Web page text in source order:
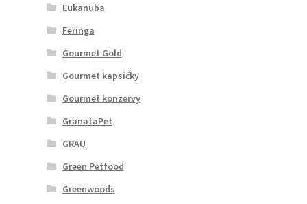
Eukanuba
Feringa
Gourmet Gold
Gourmet kapsičky
Gourmet konzervy
GranataPet
GRAU
Green Petfood
Greenwoods